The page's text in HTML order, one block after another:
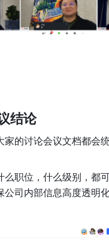
结论
家的讨论会议文档都会
么职位，什么级别，都
司内部信息高度透明化